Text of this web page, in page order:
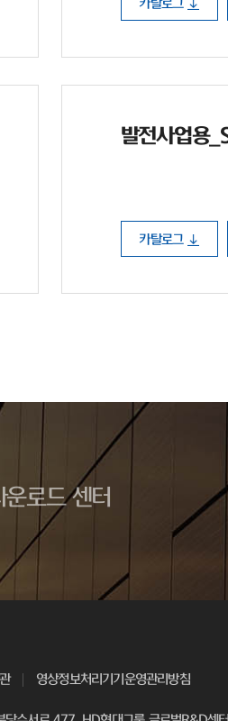
카탈로그
발전사업용
카탈로그
운로드 센터
영상정보처리기기운영관리방침